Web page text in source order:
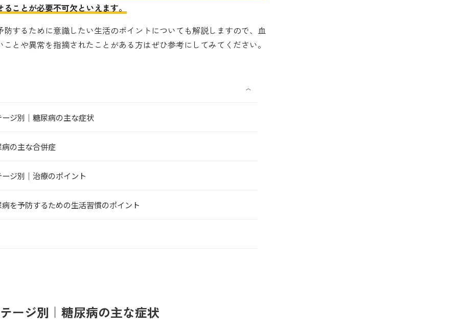
ことが必要不可欠といえます。
防するために意識したい生活のポイントについても解説しますので、血
ことや異常を指摘されたことがある方はぜひ参考にしてみてください。
〈
ジ別｜糖尿病の主な症状
の主な合併症
ジ別｜治療のポイント
を予防するための生活習慣のポイント
ージ別｜糖尿病の主な症状